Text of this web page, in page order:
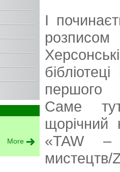
More
І
першого
Саме
щорічний
«TAW –
мистецтв/